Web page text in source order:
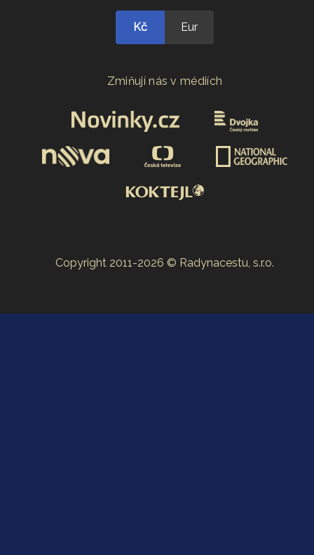
Kč Eur
Zmiňují nás v médiích
Copyright 2011-2026 © Radynacestu, s.r.o.